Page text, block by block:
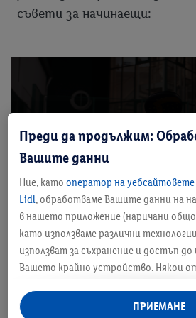
съвети за начинаещи:
Пусни
Преди да продължим:
Вашите данни
Ние, като оператор на
Lidl, обработваме Вашите данни на
в нашето приложение (наричани общо
като използваме различни
използват за съхранение и достъп
Вашето крайно устройство. Някои
настройки, за събиране наПРИЕМАНЕ